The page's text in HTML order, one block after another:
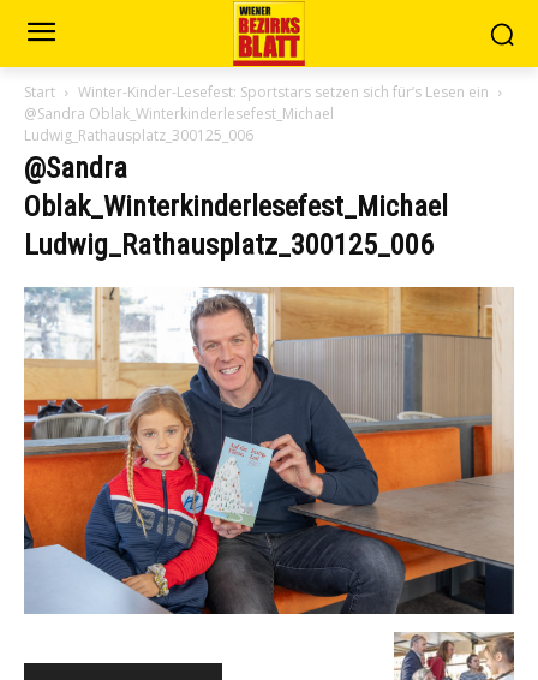
Start
Winter-Kinder-Lesefest: Sportstars setzen sich für’s Lesen ein
@Sandra Oblak_Winterkinderlesefest_Michael
Ludwig_Rathausplatz_300125_006
@Sandra
Oblak_Winterkinderlesefest_Michael
Ludwig_Rathausplatz_300125_006